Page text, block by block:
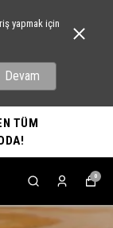
yapmak için
Devam
TÜM
0